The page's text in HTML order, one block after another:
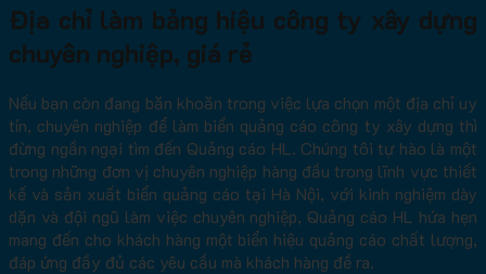
Địa chỉ làm bảng hiệu công ty xây dựng
chuyên nghiệp, giá rẻ
Nếu bạn còn đang băn khoăn trong việc lựa chọn một địa chỉ uy
tín, chuyên nghiệp để làm biển quảng cáo công ty xây dựng thì
đừng ngần ngại tìm đến Quảng cáo HL. Chúng tôi tự hào là một
trong những đơn vị chuyên nghiệp hàng đầu trong lĩnh vực thiết
kế và sản xuất biển quảng cáo tại Hà Nội, với kinh nghiệm dày
dặn và đội ngũ làm việc chuyên nghiệp, Quảng cáo HL hứa hẹn
mang đến cho khách hàng một biển hiệu quảng cáo chất lượng,
đáp ứng đầy đủ các yêu cầu mà khách hàng đề ra.